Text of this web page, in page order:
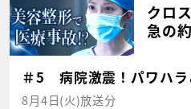
クロ
急の
＃5 病院激震！パワハラ
8月4日(火)放送分